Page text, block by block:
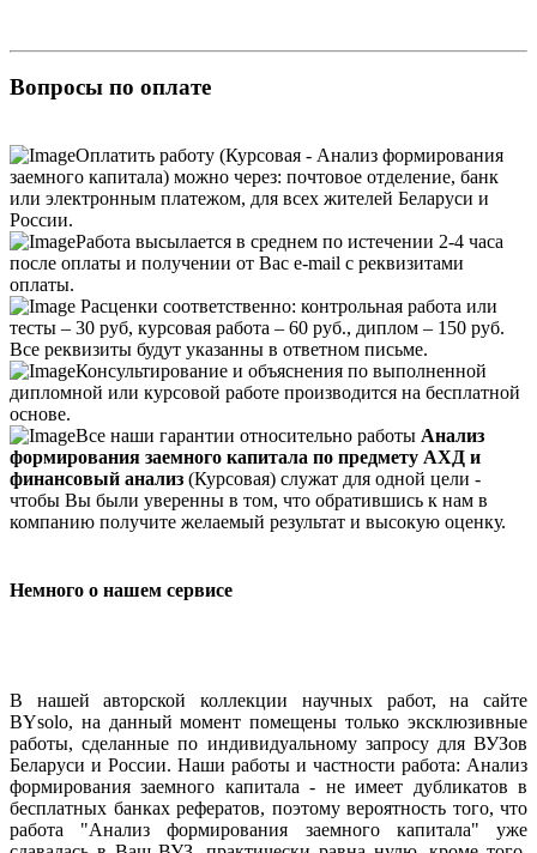
Вопросы по оплате
Оплатить работу (Курсовая - Анализ формирования
заемного капитала) можно через: почтовое отделение, банк
или электронным платежом, для всех жителей Беларуси и
России.
Работа высылается в среднем по истечении 2-4 часа
после оплаты и получении от Вас e-mail с реквизитами
оплаты.
Расценки соответственно: контрольная работа или
тесты – 30 руб, курсовая работа – 60 руб., диплом – 150 руб.
Все реквизиты будут указанны в ответном письме.
Консультирование и объяснения по выполненной
дипломной или курсовой работе производится на бесплатной
основе.
Все наши гарантии относительно работы Анализ
формирования заемного капитала по предмету АХД и
финансовый анализ (Курсовая) служат для одной цели -
чтобы Вы были уверенны в том, что обратившись к нам в
компанию получите желаемый результат и высокую оценку.
Немного о нашем сервисе
В нашей авторской коллекции научных работ, на сайте
BYsolo, на данный момент помещены только эксклюзивные
работы, сделанные по индивидуальному запросу для ВУЗов
Беларуси и России. Наши работы и частности работа: Анализ
формирования заемного капитала - не имеет дубликатов в
бесплатных банках рефератов, поэтому вероятность того, что
работа "Анализ формирования заемного капитала" уже